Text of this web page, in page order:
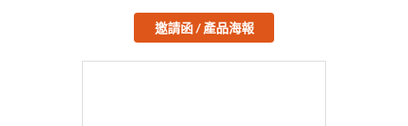
邀請函 / 產品海報